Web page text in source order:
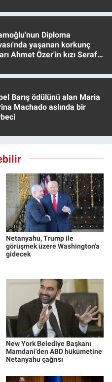
Diploma
yaşanan korkunç
Ahmet Özer'in kızı Seraf
Barış ödülünü alan Maria
Machado aslında bir
Netanyahu, Trump ile
görüşmek üzere Washington'a
gidecek
New York Belediye Başkanı
Mamdani'den ABD hükümetine
Netanyahu çağrısı